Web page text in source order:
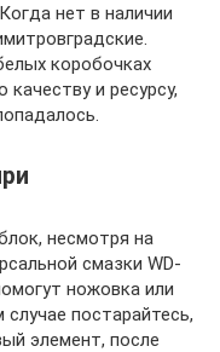
нет в наличии
коробочках
и ресурсу,
несмотря на
смазки WD-
ножовка или
постарайтесь,
элемент, после